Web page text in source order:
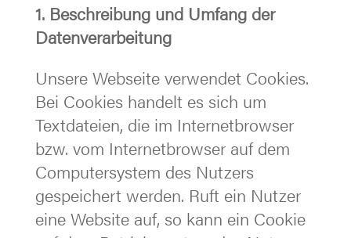
1. Beschreibung und Umfang der
Datenverarbeitung
Unsere Webseite verwendet Cookies.
Bei Cookies handelt es sich um
Textdateien, die im Internetbrowser
bzw. vom Internetbrowser auf dem
Computersystem des Nutzers
gespeichert werden. Ruft ein Nutzer
eine Website auf, so kann ein Cookie